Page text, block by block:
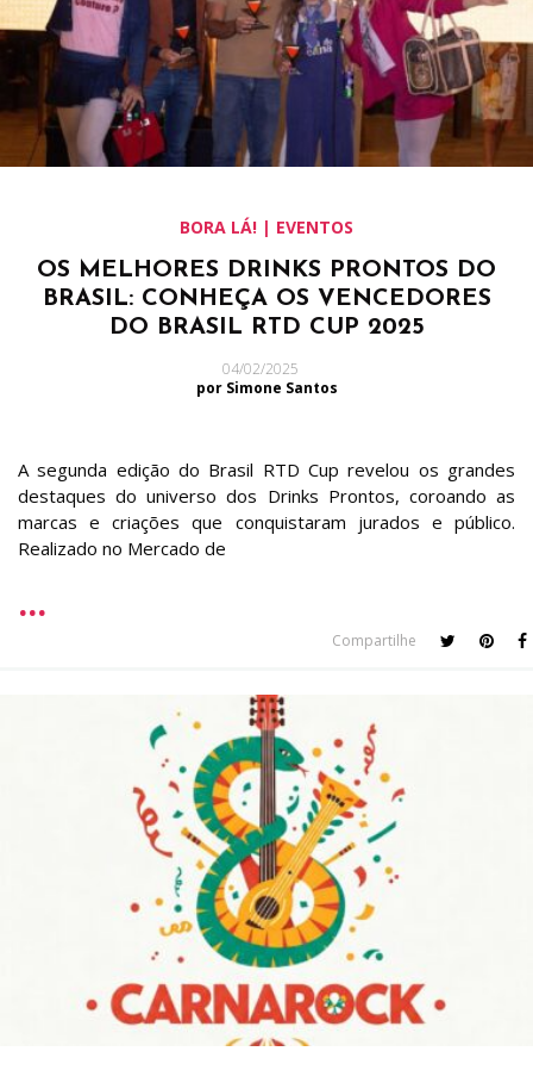
BORA LÁ! | EVENTOS
OS MELHORES DRINKS PRONTOS DO
BRASIL: CONHEÇA OS VENCEDORES
DO BRASIL RTD CUP 2025
04/02/2025
por Simone Santos
A segunda edição do Brasil RTD Cup revelou os grandes
destaques do universo dos Drinks Prontos, coroando as
marcas e criações que conquistaram jurados e público.
Realizado no Mercado de
Compartilhe